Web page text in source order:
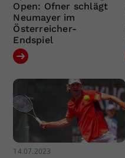
Open: Ofner schlägt
Neumayer im
Österreicher-
Endspiel
14.07.2023